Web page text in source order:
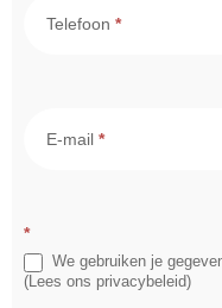
Telefoon *
E-mail *
*
We gebruiken je
(Lees ons privacybeleid)